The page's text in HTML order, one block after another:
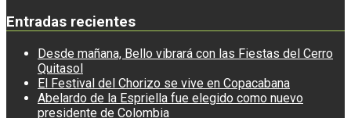
Entradas recientes
Desde mañana, Bello vibrará con las Fiestas del Cerro
Quitasol
El Festival del Chorizo se vive en Copacabana
Abelardo de la Espriella fue elegido como nuevo
presidente de Colombia